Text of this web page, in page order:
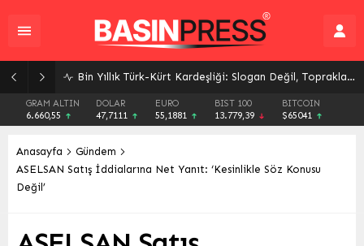
Bin Yıllık Türk-Kürt Kardeşliği: Slogan Değil, Toprakların Gerçeği
GRAM ALTIN
6.660,55
DOLAR
47,7111
EURO
55,1881
BIST 100
13.779,39
BITCOIN
$65041
Anasayfa
Gündem
ASELSAN Satış İddialarına Net Yanıt: ‘Kesinlikle Söz Konusu
Değil’